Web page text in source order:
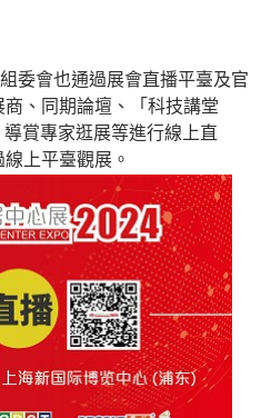
委會也通過展會直播平臺及官
、同期論壇、「科技講堂
賞專家逛展等進行線上直
上平臺觀展。